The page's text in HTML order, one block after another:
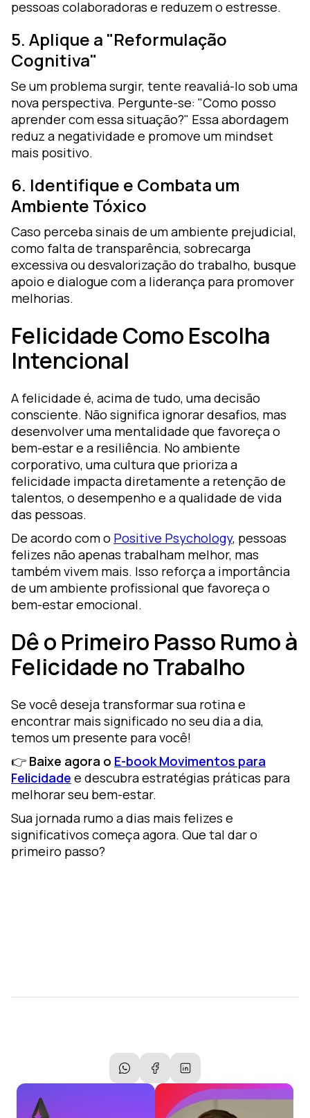
pessoas colaboradoras e reduzem o estresse.
5. Aplique a "Reformulação
Cognitiva"
Se um problema surgir, tente reavaliá-lo sob uma
nova perspectiva. Pergunte-se: "Como posso
aprender com essa situação?" Essa abordagem
reduz a negatividade e promove um mindset
mais positivo.
6. Identifique e Combata um
Ambiente Tóxico
Caso perceba sinais de um ambiente prejudicial,
como falta de transparência, sobrecarga
excessiva ou desvalorização do trabalho, busque
apoio e dialogue com a liderança para promover
melhorias.
Felicidade Como Escolha
Intencional
A felicidade é, acima de tudo, uma decisão
consciente. Não significa ignorar desafios, mas
desenvolver uma mentalidade que favoreça o
bem-estar e a resiliência. No ambiente
corporativo, uma cultura que prioriza a
felicidade impacta diretamente a retenção de
talentos, o desempenho e a qualidade de vida
das pessoas.
De acordo com o Positive Psychology, pessoas
felizes não apenas trabalham melhor, mas
também vivem mais. Isso reforça a importância
de um ambiente profissional que favoreça o
bem-estar emocional.
Dê o Primeiro Passo Rumo à
Felicidade no Trabalho
Se você deseja transformar sua rotina e
encontrar mais significado no seu dia a dia,
temos um presente para você!
👉 Baixe agora o E-book Movimentos para
Felicidade e descubra estratégias práticas para
melhorar seu bem-estar.
Sua jornada rumo a dias mais felizes e
significativos começa agora. Que tal dar o
primeiro passo?